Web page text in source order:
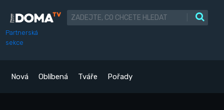
Partnerská
sekce
Nová Oblíbená Tváře Pořady